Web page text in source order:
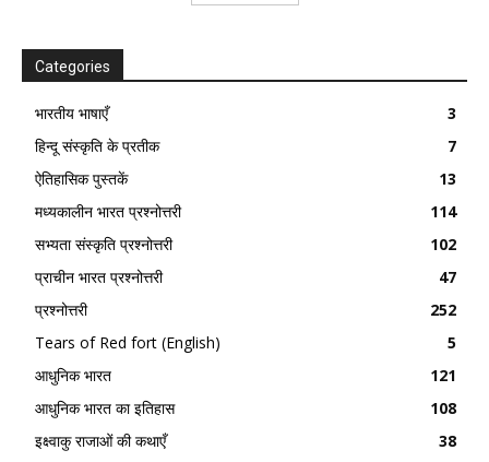
Categories
भारतीय भाषाएँ
3
हिन्दू संस्कृति के प्रतीक
7
ऐतिहासिक पुस्तकें
13
मध्यकालीन भारत प्रश्नोत्तरी
114
सभ्यता संस्कृति प्रश्नोत्तरी
102
प्राचीन भारत प्रश्नोत्तरी
47
प्रश्नोत्तरी
252
Tears of Red fort (English)
5
आधुनिक भारत
121
आधुनिक भारत का इतिहास
108
इक्ष्वाकु राजाओं की कथाएँ
38